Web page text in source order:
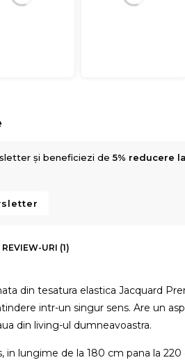
și beneficiezi de5% reducere
REVIEW-URI (1)
din tesatura elastica Jacquard
intr-un singur sens. Are un
din living-ul dumneavoastra.
in lungime de la 180 cm pana la 220